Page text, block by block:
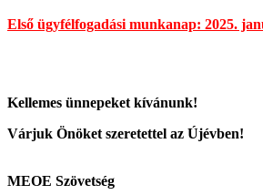
Első ügyfélfogadási munkanap: 2025.
Kellemes ünnepeket kívánunk!
Várjuk Önöket szeretettel az Újévben!
MEOE Szövetség